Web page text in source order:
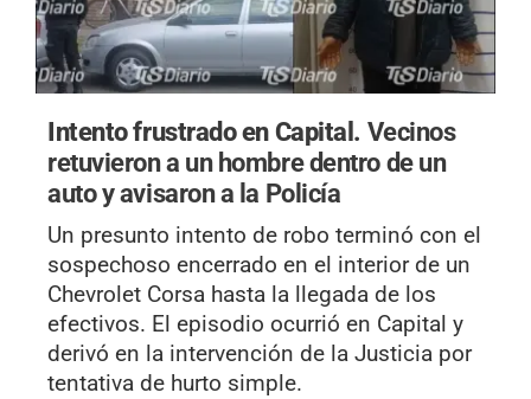
Intento frustrado en Capital. Vecinos
retuvieron a un hombre dentro de un
auto y avisaron a la Policía
Un presunto intento de robo terminó con el
sospechoso encerrado en el interior de un
Chevrolet Corsa hasta la llegada de los
efectivos. El episodio ocurrió en Capital y
derivó en la intervención de la Justicia por
tentativa de hurto simple.